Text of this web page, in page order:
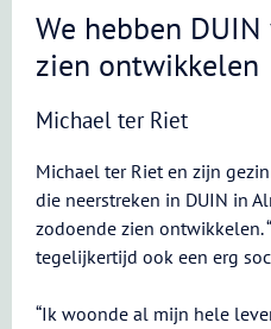
We hebben
zien ontwikkelen
Michael ter Riet
Michael ter Riet en zijn
die neerstreken in DUIN in
zodoende zien ontwikkelen.
tegelijkertijd ook een erg
“Ik woonde al mijn hele